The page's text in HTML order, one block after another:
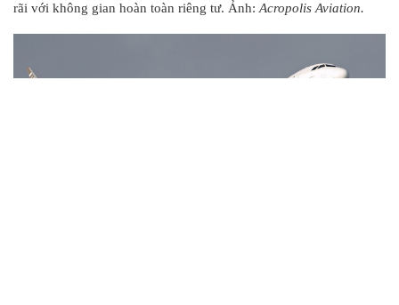
rãi với không gian hoàn toàn riêng tư. Ảnh: Acropolis Aviation.